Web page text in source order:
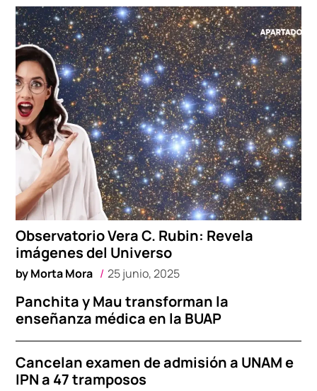
Observatorio Vera C. Rubin: Revela
imágenes del Universo
byMorta Mora 25 junio, 2025
Panchita y Mau transforman la
enseñanza médica en la BUAP
Cancelan examen de admisión a UNAM e
IPN a 47 tramposos